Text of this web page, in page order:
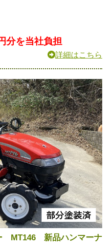
分を当社負担
詳細はこちら
MT146 新品ハンマーナ